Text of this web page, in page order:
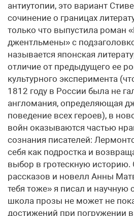
антиутопии, это вариант
сочинение о границах
только что выпустила роман
джентльмены» с
называется японская
отличие от предыдущего ее
культурного эксперимента
1812 году в России была не
англомания, определяющая
поведение всех героев), в
войн оказываются частью
сознания писателей:
себя как подростка и
выбор в гротескную
рассказов и новелл Анны
тебя тоже» я писал и научную
школа прозы не может не
достижений при погружении